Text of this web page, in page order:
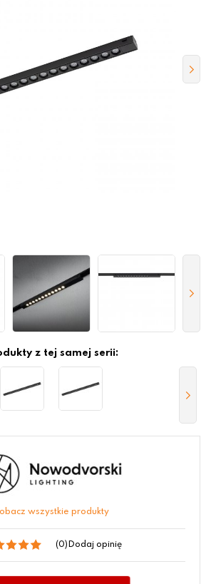
z tej samej serii:
wszystkie produkty
(0) Dodaj opinię